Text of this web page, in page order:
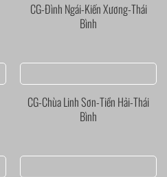
CG-Đình Ngái-Kiến Xương-Thái
Bình
CG-Chùa Linh Sơn-Tiền Hải-Thái
Bình